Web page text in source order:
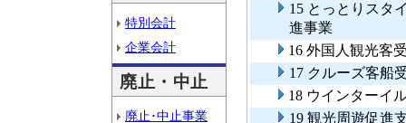
特別会計
企業会計
廃止・中止
廃止･中止事業
15 とっとりスタ
進事業
16 外国人観光客
17 クルーズ客船
18 ウインターイ
19 観光周遊促進